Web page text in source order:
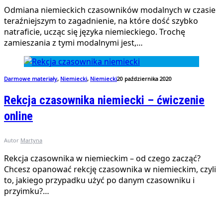
Odmiana niemieckich czasowników modalnych w czasie
teraźniejszym to zagadnienie, na które dość szybko
natraficie, ucząc się języka niemieckiego. Trochę
zamieszania z tymi modalnymi jest,…
Darmowe materiały, Niemiecki, Niemiecki20 października 2020
Rekcja czasownika niemiecki – ćwiczenie
online
Autor Martyna
Rekcja czasownika w niemieckim – od czego zacząć?
Chcesz opanować rekcję czasownika w niemieckim, czyli
to, jakiego przypadku użyć po danym czasowniku i
przyimku?…